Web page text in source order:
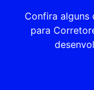
Confira alguns
para